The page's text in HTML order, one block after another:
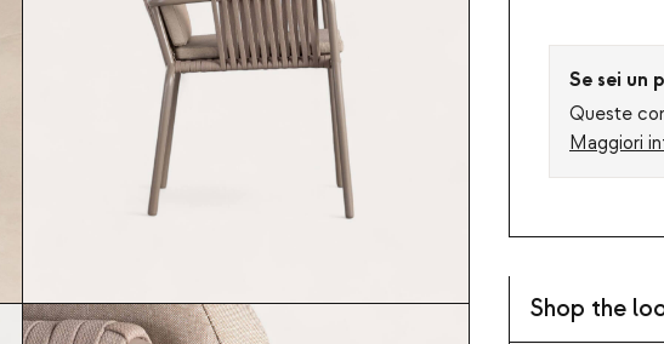
Se sei un
Queste
Maggiori
Shop the